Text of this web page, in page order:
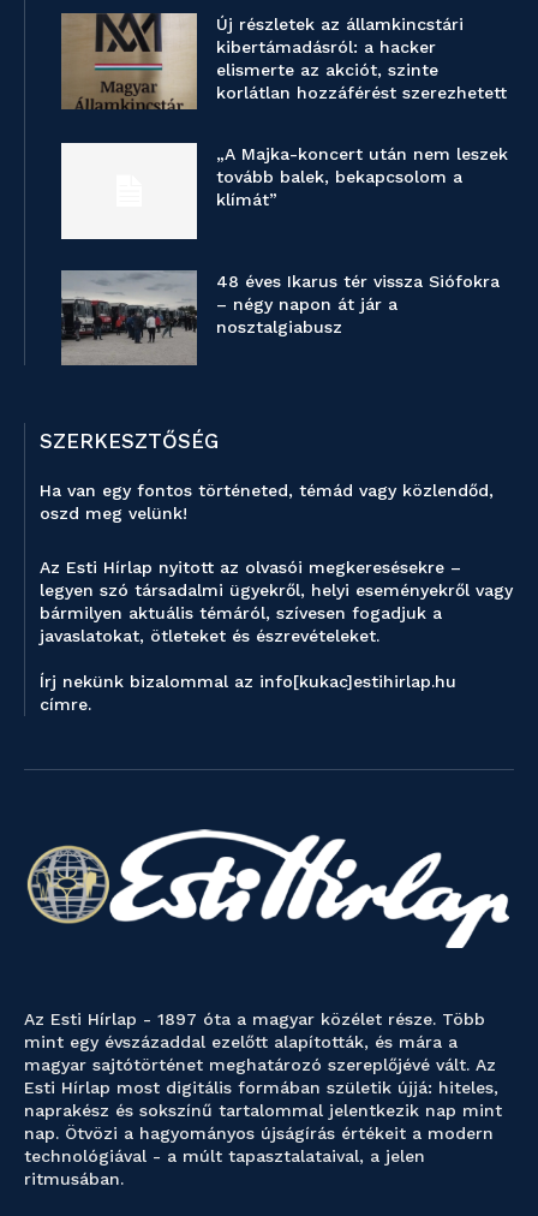
Új részletek az államkincstári
kibertámadásról: a hacker
elismerte az akciót, szinte
korlátlan hozzáférést szerezhetett
„A Majka-koncert után nem leszek
tovább balek, bekapcsolom a
klímát”
48 éves Ikarus tér vissza Siófokra
– négy napon át jár a
nosztalgiabusz
SZERKESZTŐSÉG
Ha van egy fontos történeted, témád vagy közlendőd,
oszd meg velünk!
Az Esti Hírlap nyitott az olvasói megkeresésekre –
legyen szó társadalmi ügyekről, helyi eseményekről vagy
bármilyen aktuális témáról, szívesen fogadjuk a
javaslatokat, ötleteket és észrevételeket.
Írj nekünk bizalommal az info[kukac]estihirlap.hu
címre.
Az Esti Hírlap - 1897 óta a magyar közélet része. Több
mint egy évszázaddal ezelőtt alapították, és mára a
magyar sajtótörténet meghatározó szereplőjévé vált. Az
Esti Hírlap most digitális formában születik újjá: hiteles,
naprakész és sokszínű tartalommal jelentkezik nap mint
nap. Ötvözi a hagyományos újságírás értékeit a modern
technológiával - a múlt tapasztalataival, a jelen
ritmusában.